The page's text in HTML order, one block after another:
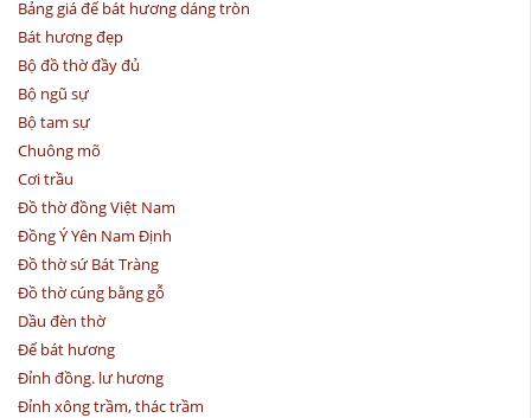
Bảng giá đế bát hương dáng tròn
Bát hương đẹp
Bộ đồ thờ đầy đủ
Bộ ngũ sự
Bộ tam sự
Chuông mõ
Cơi trầu
Đồ thờ đồng Việt Nam
Đồng Ý Yên Nam Định
Đồ thờ sứ Bát Tràng
Đồ thờ cúng bằng gỗ
Dầu đèn thờ
Đế bát hương
Đỉnh đồng. lư hương
Đỉnh xông trầm, thác trầm